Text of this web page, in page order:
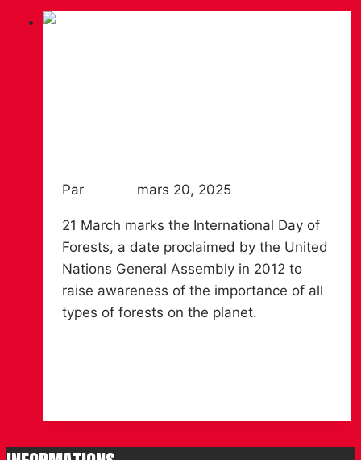
Par mars 20, 2025
21 March marks the International Day of
Forests, a date proclaimed by the United
Nations General Assembly in 2012 to
raise awareness of the importance of all
types of forests on the planet.